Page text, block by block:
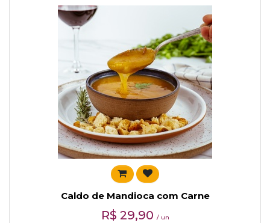
Caldo de Mandioca com Carne
R$ 29,90 / un